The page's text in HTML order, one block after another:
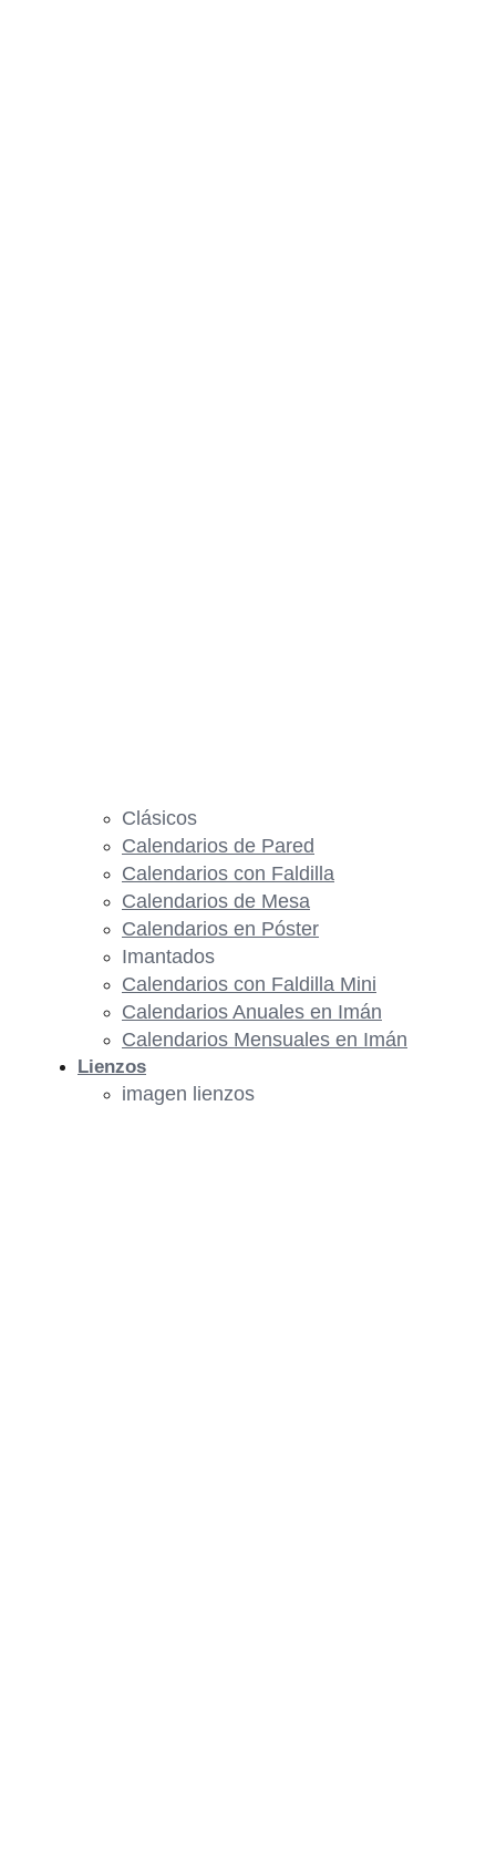
Clásicos
Calendarios de Pared
Calendarios con Faldilla
Calendarios de Mesa
Calendarios en Póster
Imantados
Calendarios con Faldilla Mini
Calendarios Anuales en Imán
Calendarios Mensuales en Imán
Lienzos
imagen lienzos